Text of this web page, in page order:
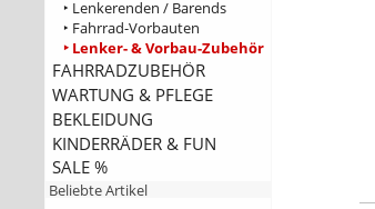
‣ Lenkerenden / Barends
‣ Fahrrad-Vorbauten
‣ Lenker- & Vorbau-Zubehör
FAHRRADZUBEHÖR
WARTUNG & PFLEGE
BEKLEIDUNG
KINDERRÄDER & FUN
SALE %
Beliebte Artikel